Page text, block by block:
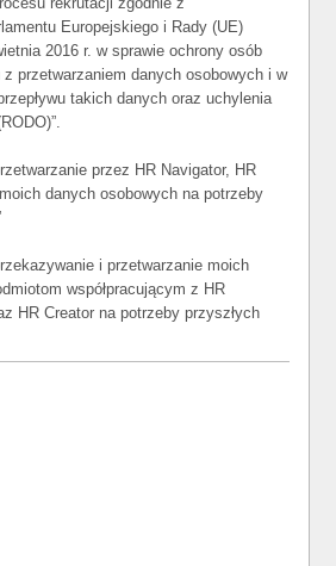
Europejskiego i Rady (UE)
2016 r. w sprawie ochrony osób
przetwarzaniem danych osobowych i w
takich danych oraz uchylenia
przez HR Navigator, HR
danych osobowych na potrzeby
i przetwarzanie moich
współpracującym z HR
HR Creator na potrzeby przyszłych